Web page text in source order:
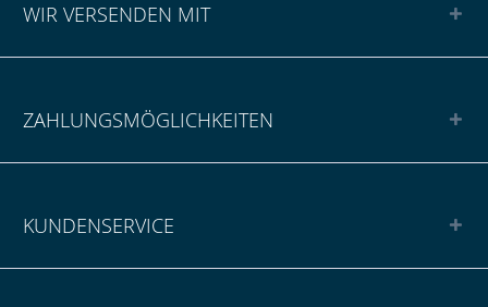
WIR VERSENDEN MIT
ZAHLUNGSMÖGLICHKEITEN
KUNDENSERVICE